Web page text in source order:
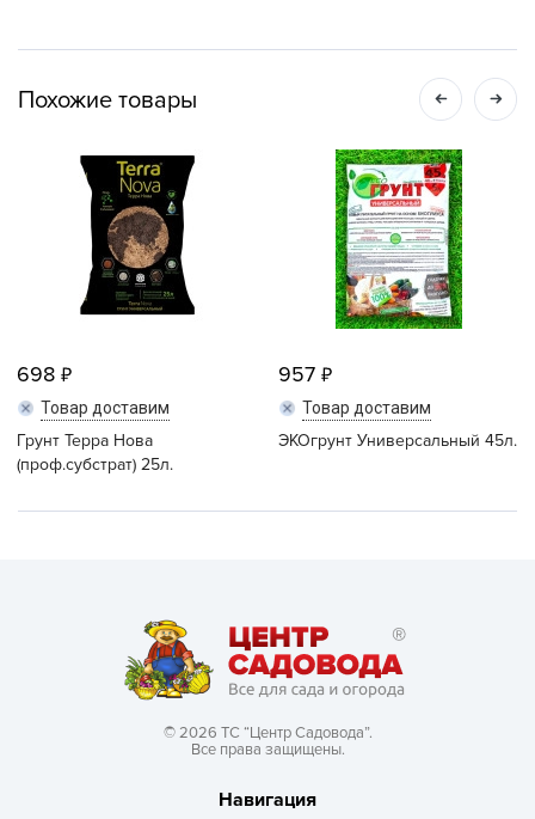
Похожие товары
698
Товар доставим
Грунт Терра Нова
(проф.субстрат) 25л.
957
Товар доставим
ЭКОгрунт Универсальный 45л.
© 2026 ТС “Центр Садовода”.
Все права защищены.
Навигация